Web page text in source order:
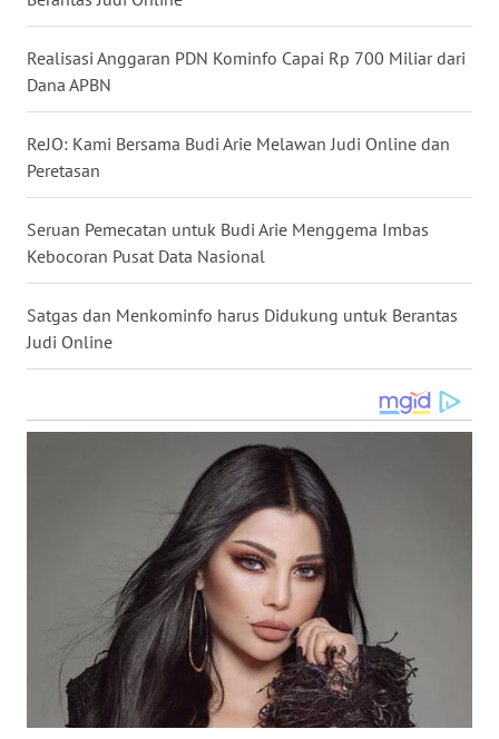
Realisasi Anggaran PDN Kominfo Capai Rp 700 Miliar dari
Dana APBN
ReJO: Kami Bersama Budi Arie Melawan Judi Online dan
Peretasan
Seruan Pemecatan untuk Budi Arie Menggema Imbas
Kebocoran Pusat Data Nasional
Satgas dan Menkominfo harus Didukung untuk Berantas
Judi Online
WN
WN
GORONTALO
WN
WN
DAIRI